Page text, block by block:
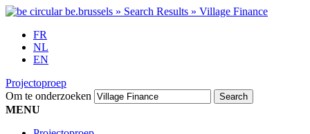
FR
NL
EN
Projectoproep
Om te onderzoeken
MENU